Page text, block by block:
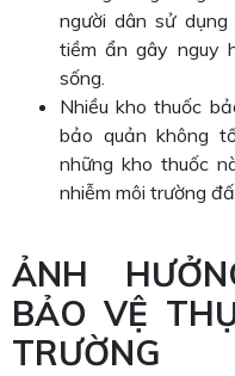
người dân sử
tiềm ẩn gây nguy
sống.
Nhiều kho thuốc
bảo quản không
những kho thuốc
nhiễm môi trường
ẢNH
BẢO VỆ
TRƯỜNG